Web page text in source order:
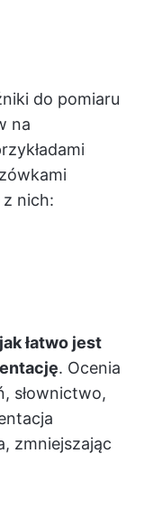
do pomiaru
na
nich:
jak łatwo jest
. Ocenia
słownictwo,
zmniejszając